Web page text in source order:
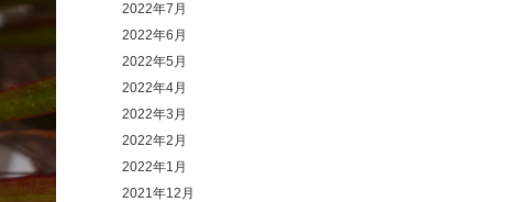
2022年7月
2022年6月
2022年5月
2022年4月
2022年3月
2022年2月
2022年1月
2021年12月